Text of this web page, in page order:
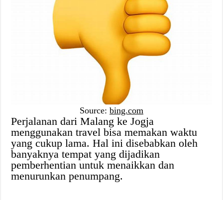
Source: bing.com
Perjalanan dari Malang ke Jogja
menggunakan travel bisa memakan waktu
yang cukup lama. Hal ini disebabkan oleh
banyaknya tempat yang dijadikan
pemberhentian untuk menaikkan dan
menurunkan penumpang.